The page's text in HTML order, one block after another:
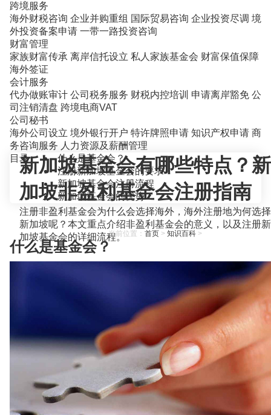
跨境服务
海外财税咨询 企业并购重组 国际贸易咨询 企业投资尽调 境
外投资备案申请 一带一路投资咨询
财富管理
家族财富传承 离岸信托设立 私人家族基金会 财富保值保障
海外签证
会计服务
代办做账审计 公司税务服务 财税内控培训 申请离岸豁免 公
司注销清盘 跨境电商VAT
公司秘书
海外公司设立 境外银行开户 特许牌照申请 知识产权申请 商
务咨询服务 人力资源及薪酬管理
当前位置： 首页> 知识百科>
新加坡基金会有哪些特点？新
加坡非盈利基金会注册指南
注册非盈利基金会为什么会选择海外，海外注册地为何选择
新加坡呢？本文重点介绍非盈利基金会的意义，以及注册新
加坡基金会的详细流程。
目录
什么是基金会？
注册新加坡基金会的要求
新加坡基金会注册流程
新加坡基金会的优势
什么是基金会？